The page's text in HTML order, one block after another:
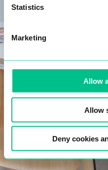
Statistics
Marketing
Allow
Allow
Deny cookies
NEXT